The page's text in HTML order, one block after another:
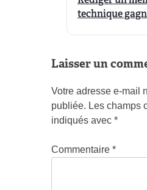
technique
Laisser un
Votre adresse e-mail
publiée. Les champs
indiqués avec *
Commentaire *